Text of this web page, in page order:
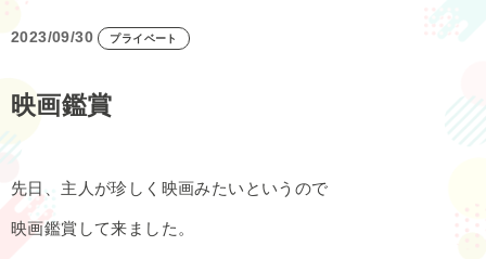
2023/09/30 プライベート
映画鑑賞
先日、主人が珍しく映画みたいというので
映画鑑賞して来ました。